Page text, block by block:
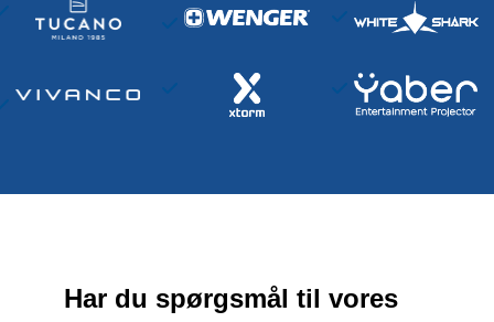
Har du spørgsmål til vores